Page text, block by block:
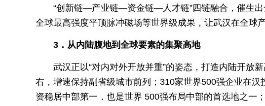
“创新链—产业链—资金链—人才链”四链融合，催生出
全球最高强度平顶脉冲磁场等世界级成果，让武汉在全球
3．从内陆腹地到全球要素的集聚高地
武汉正以“对内对外开放并重”的姿态，打造内陆开放
右，增速保持副省级城市前列；310家世界500强企业在
资稳居中部第一，也是世界 500强布局中部的首选地之一